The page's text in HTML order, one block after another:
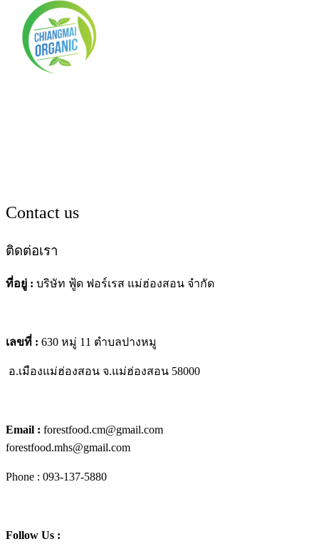
Contact us
ติดต่อเรา
ที่อยู่ : บริษัท ฟู้ด ฟอร์เรส แม่ฮ่องสอน จำกัด
เลขที่ : 630 หมู่ 11 ตำบลปางหมู
อ.เมืองแม่ฮ่องสอน จ.แม่ฮ่องสอน 58000
Email : forestfood.cm@gmail.com
forestfood.mhs@gmail.com
Phone : 093-137-5880
Follow Us :